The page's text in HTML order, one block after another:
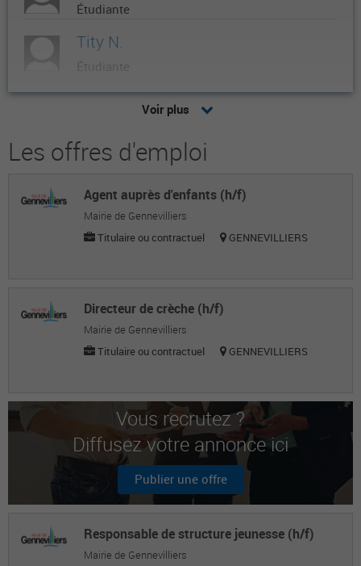
Étudiante
Tity N.
Étudiante
Kahina Z.
Ikram D.
Léa L.
Étudiante
Marie-Brunette J.
Étudiante
Étudiante
Alya B.
Étudiante
Keren C.
Étudiante
Voir plus
Les offres d'emploi
Agent auprès d'enfants (h/f)
Mairie de Gennevilliers
Titulaire ou contractuel
GENNEVILLIERS
Directeur de crèche (h/f)
Mairie de Gennevilliers
Titulaire ou contractuel
GENNEVILLIERS
Vous recrutez ?
Diffusez votre annonce ici
Publier une offre
Responsable de structure jeunesse (h/f)
Mairie de Gennevilliers